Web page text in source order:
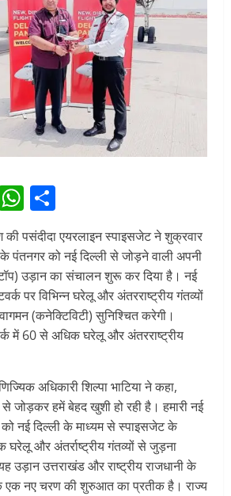
WhatsApp
की पसंदीदा एयरलाइन स्पाइसजेट ने शुक्रवार
पंतनगर को नई दिल्ली से जोड़ने वाली अपनी
उड़ान का संचालन शुरू कर दिया है। नई
पर विभिन्न घरेलू और अंतरराष्ट्रीय गंतव्यों
(कनेक्टिविटी) सुनिश्चित करेगी।
में 60 से अधिक घरेलू और अंतरराष्ट्रीय
अधिकारी शिल्पा भाटिया ने कहा,
जोड़कर हमें बेहद खुशी हो रही है। हमारी नई
नई दिल्ली के माध्यम से स्पाइसजेट के
और अंतर्राष्ट्रीय गंतव्यों से जुड़ना
उड़ान उत्तराखंड और राष्ट्रीय राजधानी के
एक नए चरण की शुरुआत का प्रतीक है। राज्य